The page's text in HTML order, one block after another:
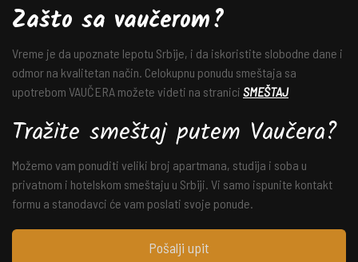
Zašto sa vaučerom?
Vreme je da upoznate lepotu Srbije, i da iskoristite slobodne dane i
odmor na kvalitetan način. Celokupnu ponudu smeštaja sa
upotrebom VAUČERA možete videti na stranici SMEŠTAJ
Tražite smeštaj putem Vaučera?
Možemo vam ponuditi veliki broj apartmana, studija i soba u
privatnom i hotelskom smeštaju u Srbiji. Vi samo ispunite kontakt
formu a stanodavci će vam poslati svoje ponude.
Pošalji upit